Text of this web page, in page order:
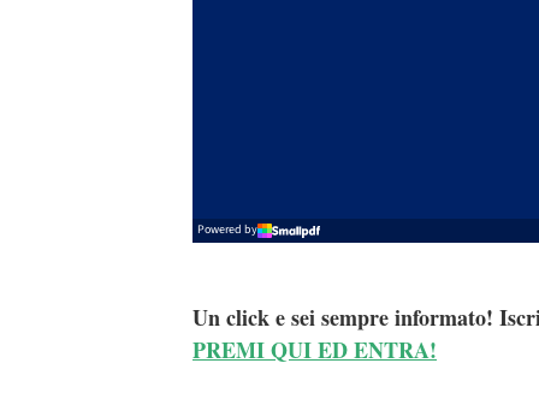
Un click e sei sempre informato!
PREMI QUI ED ENTRA!